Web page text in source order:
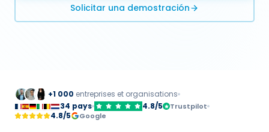
Solicitar una demostración
+1 000 entreprises et organisations
34 pays
4.8/5 Trustpilot
4.8/5 Google